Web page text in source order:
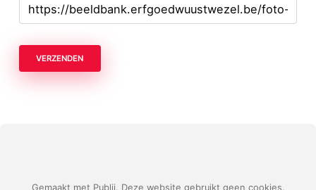
VERZENDEN
Gemaakt met Publii. Deze website gebruikt geen cookies.